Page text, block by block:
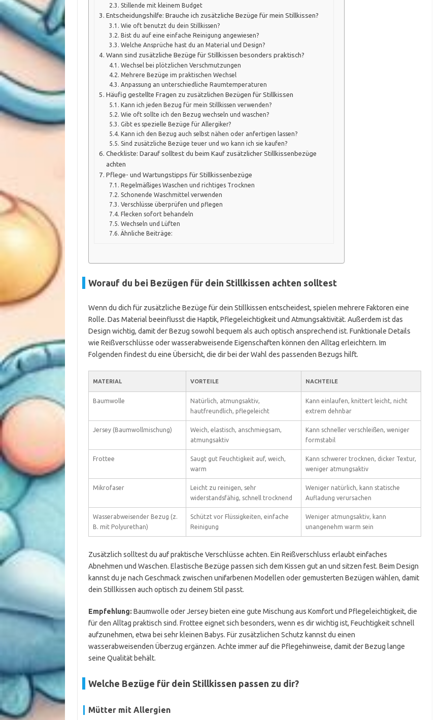
Stillende mit kleinem Budget
Entscheidungshilfe: Brauche ich zusätzliche Bezüge für mein Stillkissen?
Wie oft benutzt du dein Stillkissen?
Bist du auf eine einfache Reinigung angewiesen?
Welche Ansprüche hast du an Material und Design?
Wann sind zusätzliche Bezüge für Stillkissen besonders praktisch?
Wechsel bei plötzlichen Verschmutzungen
Mehrere Bezüge im praktischen Wechsel
Anpassung an unterschiedliche Raumtemperaturen
Häufig gestellte Fragen zu zusätzlichen Bezügen für Stillkissen
Kann ich jeden Bezug für mein Stillkissen verwenden?
Wie oft sollte ich den Bezug wechseln und waschen?
Gibt es spezielle Bezüge für Allergiker?
Kann ich den Bezug auch selbst nähen oder anfertigen lassen?
Sind zusätzliche Bezüge teuer und wo kann ich sie kaufen?
Checkliste: Darauf solltest du beim Kauf zusätzlicher Stillkissenbezüge
achten
Pflege- und Wartungstipps für Stillkissenbezüge
Regelmäßiges Waschen und richtiges Trocknen
Schonende Waschmittel verwenden
Verschlüsse überprüfen und pflegen
Flecken sofort behandeln
Wechseln und Lüften
Ähnliche Beiträge:
Worauf du bei Bezügen für dein Stillkissen achten solltest
Wenn du dich für zusätzliche Bezüge für dein Stillkissen entscheidest, spielen mehrere Faktoren eine
Rolle. Das Material beeinflusst die Haptik, Pflegeleichtigkeit und Atmungsaktivität. Außerdem ist das
Design wichtig, damit der Bezug sowohl bequem als auch optisch ansprechend ist. Funktionale Details
wie Reißverschlüsse oder wasserabweisende Eigenschaften können den Alltag erleichtern. Im
Folgenden findest du eine Übersicht, die dir bei der Wahl des passenden Bezugs hilft.
MATERIAL VORTEILE NACHTEILE
Baumwolle
Natürlich, atmungsaktiv,
hautfreundlich, pflegeleicht
Kann einlaufen, knittert leicht, nicht
extrem dehnbar
Jersey (Baumwollmischung)
Weich, elastisch, anschmiegsam,
atmungsaktiv
Kann schneller verschleißen, weniger
formstabil
Frottee
Saugt gut Feuchtigkeit auf, weich,
warm
Kann schwerer trocknen, dicker Textur,
weniger atmungsaktiv
Mikrofaser
Leicht zu reinigen, sehr
widerstandsfähig, schnell trocknend
Weniger natürlich, kann statische
Aufladung verursachen
Wasserabweisender Bezug (z.
B. mit Polyurethan)
Schützt vor Flüssigkeiten, einfache
Reinigung
Weniger atmungsaktiv, kann
unangenehm warm sein
Zusätzlich solltest du auf praktische Verschlüsse achten. Ein Reißverschluss erlaubt einfaches
Abnehmen und Waschen. Elastische Bezüge passen sich dem Kissen gut an und sitzen fest. Beim Design
kannst du je nach Geschmack zwischen unifarbenen Modellen oder gemusterten Bezügen wählen, damit
dein Stillkissen auch optisch zu deinem Stil passt.
Empfehlung: Baumwolle oder Jersey bieten eine gute Mischung aus Komfort und Pflegeleichtigkeit, die
für den Alltag praktisch sind. Frottee eignet sich besonders, wenn es dir wichtig ist, Feuchtigkeit schnell
aufzunehmen, etwa bei sehr kleinen Babys. Für zusätzlichen Schutz kannst du einen
wasserabweisenden Überzug ergänzen. Achte immer auf die Pflegehinweise, damit der Bezug lange
seine Qualität behält.
Welche Bezüge für dein Stillkissen passen zu dir?
Mütter mit Allergien